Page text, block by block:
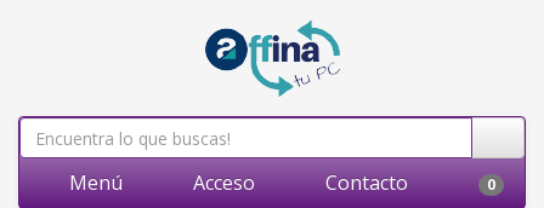
Menú Acceso Contacto 0